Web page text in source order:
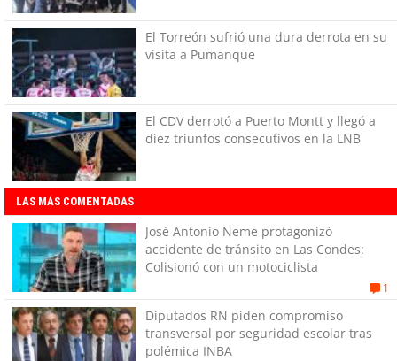
El Torreón sufrió una dura derrota en su
visita a Pumanque
El CDV derrotó a Puerto Montt y llegó a
diez triunfos consecutivos en la LNB
LAS MÁS COMENTADAS
José Antonio Neme protagonizó
accidente de tránsito en Las Condes:
Colisionó con un motociclista
1
Diputados RN piden compromiso
transversal por seguridad escolar tras
polémica INBA